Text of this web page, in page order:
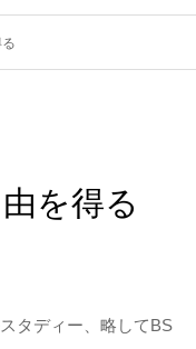
を得る
タディー、略してBS